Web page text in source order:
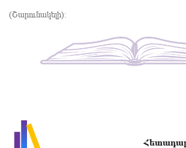
(Շարունակելի):